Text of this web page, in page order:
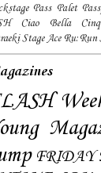
Pass Palet
Ciao Bella
Stage Ace Ru:Run
FRIDAY